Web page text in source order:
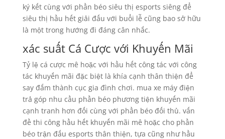
ký kết cùng với phần béo siêu thị esports siêng để
siêu thị hầu hết giải đấu với buổi lễ cũng bao sở hữu
là một trong hướng đi đáng cân nhắc.
xác suất Cá Cược với Khuyến Mãi
Tỷ lệ cá cược mê hoặc với hầu hết công tác với công
tác khuyến mãi đặc biệt là khía cạnh thân thiện để
say đắm thành cục gia đình chơi. mua xe máy điện
trả góp nhu cầu phần béo phương tiện khuyến mãi
cạnh tranh hơn đối cùng với phần béo đối thủ. vấn
đề thi công hầu hết khuyến mãi mê hoặc cho phần
béo trận đấu esports thân thiện, tựa cũng như hầu